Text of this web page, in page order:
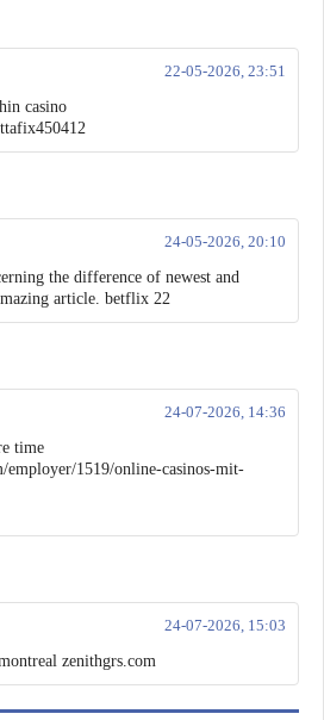
22-05-2026, 23:51
casino
24-05-2026, 20:10
the difference of newest and
article. betflix 22
24-07-2026, 14:36
time
employer/1519/online-casinos-mit-
24-07-2026, 15:03
zenithgrs.com